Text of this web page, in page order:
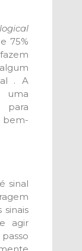
75%
. A
uma
para
sinal
agir